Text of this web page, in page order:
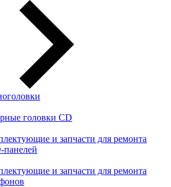
головки CD
и запчасти для ремонта
панелей
и запчасти для ремонта